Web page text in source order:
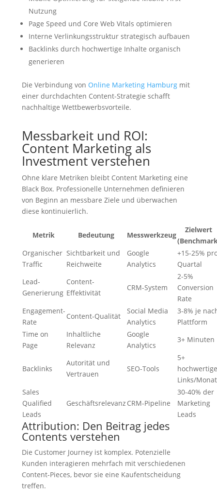
Nutzung
Page Speed und Core Web Vitals optimieren
Interne Verlinkungsstruktur strategisch aufbauen
Backlinks durch hochwertige Inhalte organisch
generieren
Die Verbindung von Online Marketing Hamburgmit
einer durchdachten Content-Strategie schafft
nachhaltige Wettbewerbsvorteile.
Messbarkeit und ROI:
Content Marketing als
Investment verstehen
Ohne klare Metriken bleibt Content Marketing eine
Black Box. Professionelle Unternehmen definieren
von Beginn an messbare Ziele und überwachen
diese kontinuierlich.
Metrik Bedeutung Messwerkzeug
Zielwert
Organischer
Traffic
Sichtbarkeit und
Reichweite
Google
Analytics
+15-25%
Quartal
Lead-
Generierung
Content-
Effektivität
CRM-System
2-5%
Conversion
Rate
Engagement-
Rate
Content-Qualität
Social Media
Analytics
3-8% je
Plattform
Time on
Page
Inhaltliche
Relevanz
Google
Analytics
3+ Minuten
Backlinks
Autorität und
Vertrauen
SEO-Tools
5+
hochwertige
Links/Monat
Sales
Qualified
Leads
Geschäftsrelevanz CRM-Pipeline
30-40% der
Marketing
Leads
Attribution: Den Beitrag jedes
Contents verstehen
Die Customer Journey ist komplex. Potenzielle
Kunden interagieren mehrfach mit verschiedenen
Content-Pieces, bevor sie eine Kaufentscheidung
treffen.